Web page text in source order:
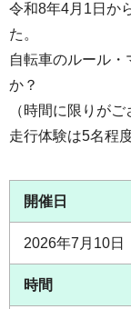
令和8年4月1日か
た。
自転車のルール
か？
（時間に限りが
走行体験は5名程
開催日
2026年7月10日
時間